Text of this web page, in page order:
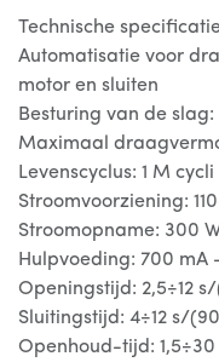
Technische
Automatisatie voor
motor en sluiten
Besturing van de
Maximaal
Levenscyclus: 1 M cycli
Stroomvoorziening:
Stroomopname: 300
Hulpvoeding: 700 mA
Openingstijd: 2,5÷12
Sluitingstijd: 4÷12 s/
Openhoud-tijd: 1,5÷30